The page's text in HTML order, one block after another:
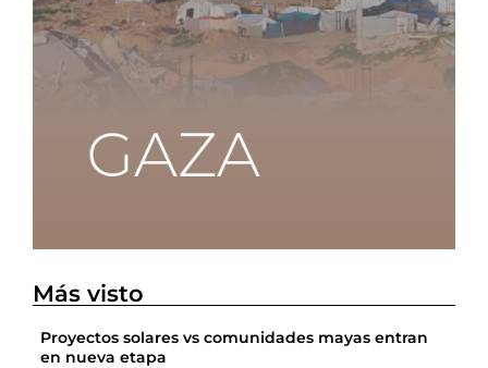
Más visto
Proyectos solares vs comunidades mayas entran
en nueva etapa